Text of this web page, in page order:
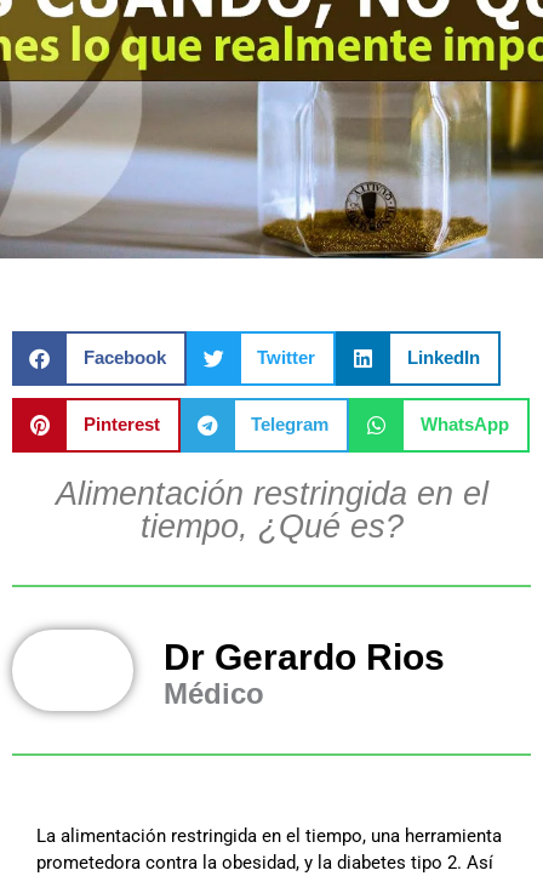
Facebook Twitter LinkedIn
Pinterest Telegram WhatsApp
Alimentación restringida en el
tiempo, ¿Qué es?
Dr Gerardo Rios
Médico
La alimentación restringida en el tiempo, una herramienta
prometedora contra la obesidad, y la diabetes tipo 2. Así